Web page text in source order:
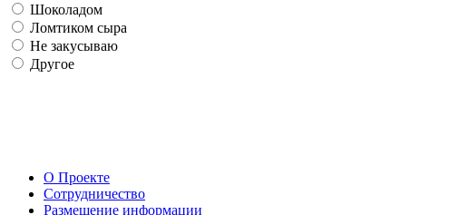
Шоколадом
Ломтиком сыра
Не закусываю
Другое
О Проекте
Сотрудничество
Размещение информации